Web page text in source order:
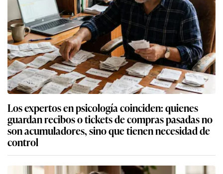
Los expertos en psicología coinciden: quienes
guardan recibos o tickets de compras pasadas no
son acumuladores, sino que tienen necesidad de
control